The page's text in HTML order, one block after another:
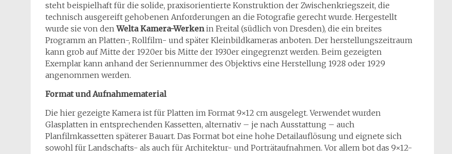
steht beispielhaft für die solide, praxisorientierte Konstruktion der Zwischenkriegszeit, die
technisch ausgereift gehobenen Anforderungen an die Fotografie gerecht wurde. Hergestellt
wurde sie von denWelta Kamera-Werkenin Freital (südlich von Dresden), die ein breites
Programm an Platten-, Rollfilm- und später Kleinbildkameras anboten. Der herstellungszeitraum
kann grob auf Mitte der 1920er bis Mitte der 1930er eingegrenzt werden. Beim gezeigten
Exemplar kann anhand der Seriennummer des Objektivs eine Herstellung 1928 oder 1929
angenommen werden.
Format und Aufnahmematerial
Die hier gezeigte Kamera ist für Platten im Format 9×12 cm ausgelegt. Verwendet wurden
Glasplatten in entsprechenden Kassetten, alternativ – je nach Ausstattung – auch
Planfilmkassetten späterer Bauart. Das Format bot eine hohe Detailauflösung und eignete sich
sowohl für Landschafts- als auch für Architektur- und Porträtaufnahmen. Vor allem bot das 9×12-